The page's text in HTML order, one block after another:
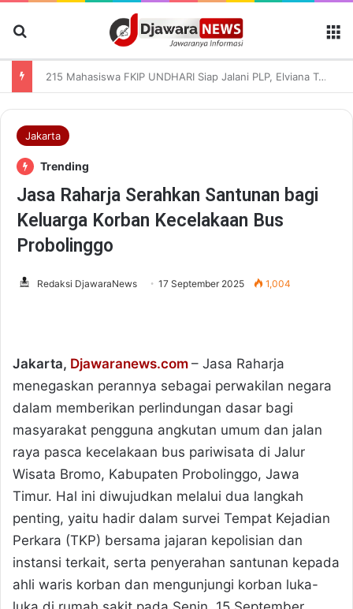
215 Mahasiswa FKIP UNDHARI Siap Jalani PLP, Elviana Tekankan Kompetensi dan Akhlak Mulia
Jakarta
Trending
Jasa Raharja Serahkan Santunan bagi
Keluarga Korban Kecelakaan Bus
Probolinggo
Redaksi DjawaraNews 17 September 2025 1,004
Jakarta, Djawaranews.com – Jasa Raharja
menegaskan perannya sebagai perwakilan negara
dalam memberikan perlindungan dasar bagi
masyarakat pengguna angkutan umum dan jalan
raya pasca kecelakaan bus pariwisata di Jalur
Wisata Bromo, Kabupaten Probolinggo, Jawa
Timur. Hal ini diwujudkan melalui dua langkah
penting, yaitu hadir dalam survei Tempat Kejadian
Perkara (TKP) bersama jajaran kepolisian dan
instansi terkait, serta penyerahan santunan kepada
ahli waris korban dan mengunjungi korban luka-